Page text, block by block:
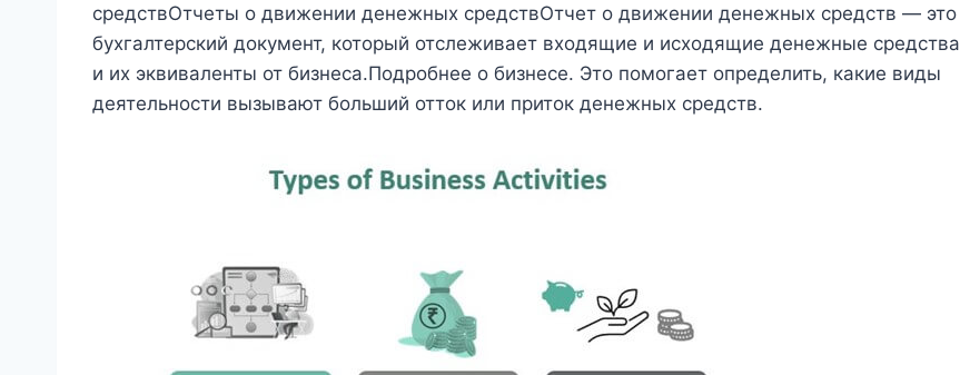
средствОтчеты о движении денежных средствОтчет о движении денежных средств — это
бухгалтерский документ, который отслеживает входящие и исходящие денежные средства
и их эквиваленты от бизнеса.Подробнее о бизнесе. Это помогает определить, какие виды
деятельности вызывают больший отток или приток денежных средств.